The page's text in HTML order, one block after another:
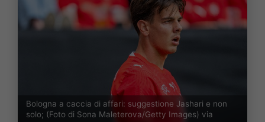
Bologna a caccia di affari: suggestione Jashari e non
solo; (Foto di Sona Maleterova/Getty Images) via